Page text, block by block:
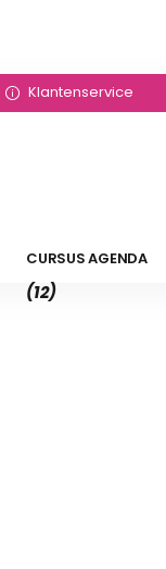
Klantenservice
CURSUS AGENDA
(12)